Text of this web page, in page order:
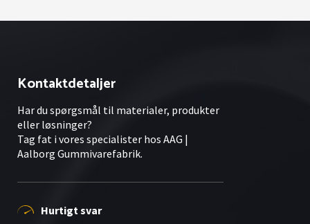
Kontaktdetaljer
Har du spørgsmål til materialer, produkter
eller løsninger?
Tag fat i vores specialister hos AAG |
Aalborg Gummivarefabrik.
Hurtigt svar